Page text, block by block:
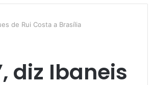
de Rui Costa a Brasília
diz Ibaneis